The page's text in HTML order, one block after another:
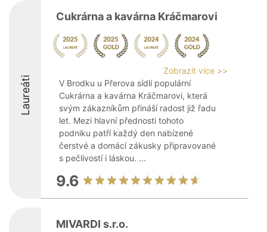
Laureáti
Cukrárna a kavárna Kráčmarovi
Zobrazit více >>
V Brodku u Přerova sídlí populární
Cukrárna a kavárna Kráčmarovi, která
svým zákazníkům přináší radost již řadu
let. Mezi hlavní přednosti tohoto
podniku patří každý den nabízené
čerstvé a domácí zákusky připravované
s pečlivostí i láskou. ...
9.6
MIVARDI s.r.o.